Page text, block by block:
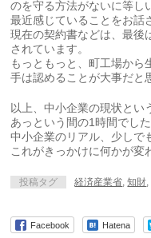
のを守る方法がないに等し
最近感じていることをお話
現在の契約書などは、最後
されています。
もっともっと、町工場から
手は認めることが大事だと
以上、中小企業の現状とい
あっという間の1時間でした
中小企業のリアル、少しで
これがきっかけに何かが変
投稿タグ 経済産業省 ,知財
Facebook Hatena